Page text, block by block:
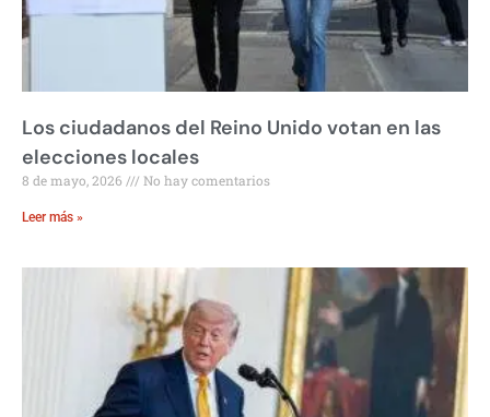
Los ciudadanos del Reino Unido votan en las
elecciones locales
8 de mayo, 2026 No hay comentarios
Leer más »